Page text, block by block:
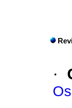
·